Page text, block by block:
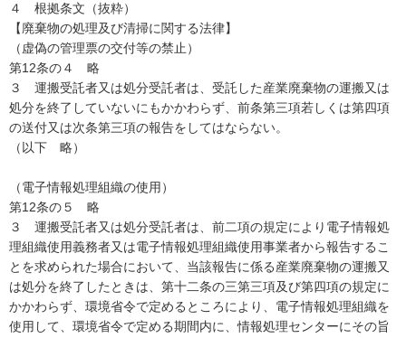
４ 根拠条文（抜粋）
【廃棄物の処理及び清掃に関する法律】
（虚偽の管理票の交付等の禁止）
第12条の４ 略
３ 運搬受託者又は処分受託者は、受託した産業廃棄物の運搬又は
処分を終了していないにもかかわらず、前条第三項若しくは第四項
の送付又は次条第三項の報告をしてはならない。
（以下 略）
（電子情報処理組織の使用）
第12条の５ 略
３ 運搬受託者又は処分受託者は、前二項の規定により電子情報処
理組織使用義務者又は電子情報処理組織使用事業者から報告するこ
とを求められた場合において、当該報告に係る産業廃棄物の運搬又
は処分を終了したときは、第十二条の三第三項及び第四項の規定に
かかわらず、環境省令で定めるところにより、電子情報処理組織を
使用して、環境省令で定める期間内に、情報処理センターにその旨